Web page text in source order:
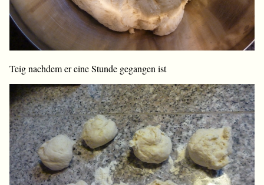
Teig nachdem er eine Stunde gegangen ist